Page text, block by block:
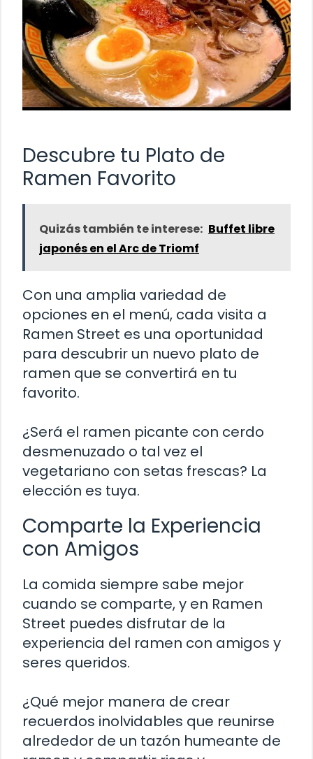
Descubre tu Plato de
Ramen Favorito
Quizás también te interese: Buffet libre
japonés en el Arc de Triomf
Con una amplia variedad de
opciones en el menú, cada visita a
Ramen Street es una oportunidad
para descubrir un nuevo plato de
ramen que se convertirá en tu
favorito.
¿Será el ramen picante con cerdo
desmenuzado o tal vez el
vegetariano con setas frescas? La
elección es tuya.
Comparte la Experiencia
con Amigos
La comida siempre sabe mejor
cuando se comparte, y en Ramen
Street puedes disfrutar de la
experiencia del ramen con amigos y
seres queridos.
¿Qué mejor manera de crear
recuerdos inolvidables que reunirse
alrededor de un tazón humeante de